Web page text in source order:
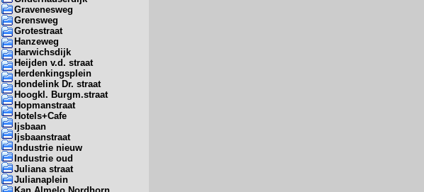
Gravenesweg
Grensweg
Grotestraat
Hanzeweg
Harwichsdijk
Heijden v.d. straat
Herdenkingsplein
Hondelink Dr. straat
Hoogkl. Burgm.straat
Hopmanstraat
Hotels+Cafe
Ijsbaan
Ijsbaanstraat
Industrie nieuw
Industrie oud
Juliana straat
Julianaplein